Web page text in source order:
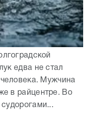
едва не стал
Мужчина
в райцентре. Во